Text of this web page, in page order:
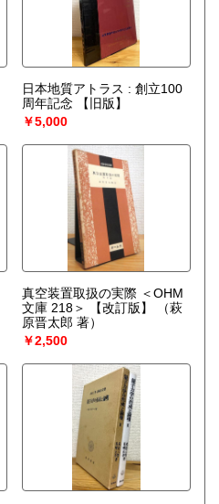
日本地質アトラス : 創立100
周年記念 【旧版】
￥5,000
真空装置取扱の実際 ＜OHM
文庫 218＞ 【改訂版】
（萩
原晋太郎 著）
￥2,500